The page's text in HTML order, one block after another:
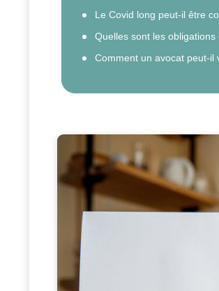
Le Covid long peut-il être
Quelles sont les obligations
Comment un avocat peut-il